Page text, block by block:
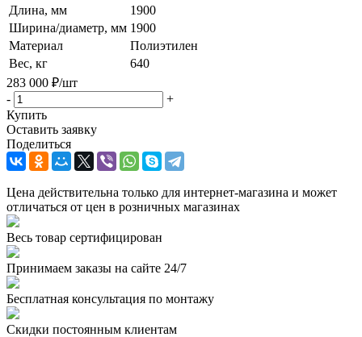
Длина, мм
1900
Ширина/диаметр, мм 1900
Материал
Полиэтилен
Вес, кг
640
283 000 ₽/шт
-
+
Купить
Оставить заявку
Поделиться
Цена действительна только для интернет-магазина и может
отличаться от цен в розничных магазинах
Весь товар сертифицирован
Принимаем заказы на сайте 24/7
Бесплатная консультация по монтажу
Скидки постоянным клиентам